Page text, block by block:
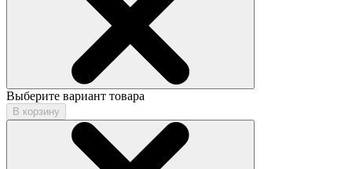
Выберите вариант товара
В корзину